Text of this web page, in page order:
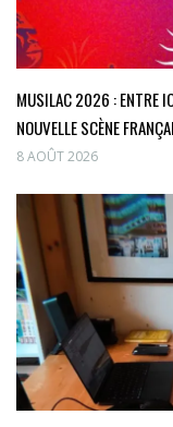
MUSILAC 2026 : ENTRE
NOUVELLE SCÈNE
8 AOÛT 2026